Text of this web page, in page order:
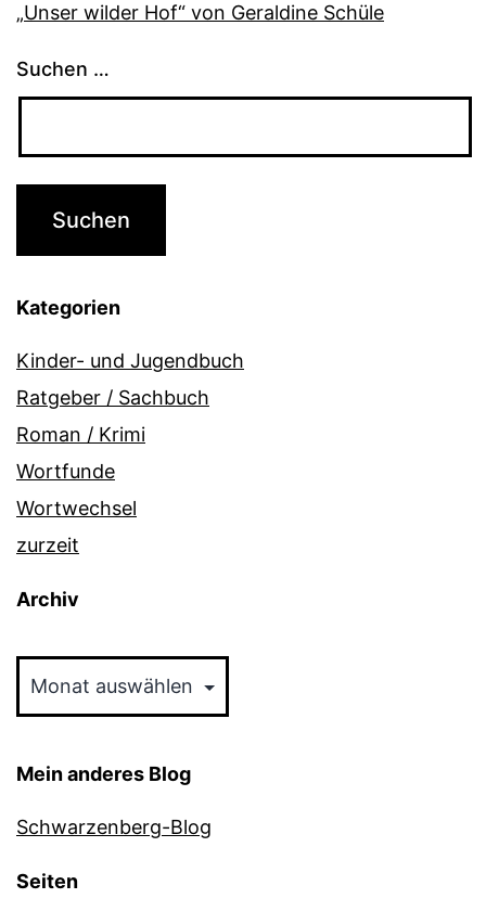
„Unser wilder Hof“ von Geraldine Schüle
Suchen …
Kategorien
Kinder- und Jugendbuch
Ratgeber / Sachbuch
Roman / Krimi
Wortfunde
Wortwechsel
zurzeit
Archiv
Mein anderes Blog
Schwarzenberg-Blog
Seiten